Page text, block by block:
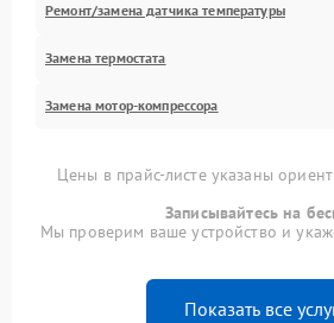
Ремонт/замена датчика температуры
Замена термостата
Замена мотор-компрессора
Цены в прайс-листе указаны
Записывайтесь на
Мы проверим ваше устройство и
Показать все